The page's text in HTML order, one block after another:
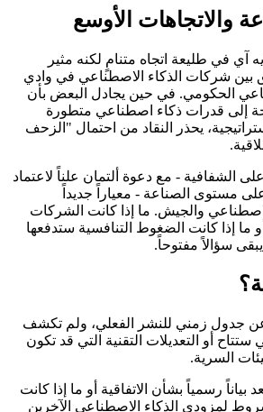
والاتجاهات الأوسع
آي في طليعة اتجاه متنامٍ لكنه مثير
بين شركات الذكاء الاصطناعي في وادي
الحكومي. في حين يجادل البعض بأن
إلى قدرات ذكاء اصطناعي متطورة
يحذر النقاد من احتمال "الزحف
الشفافية - مع دعوة ألتمان علناً لاعتماد
مستوى الصناعة - معياراً جديداً
والجيش. ما إذا كانت الشركات
ما إذا كانت الضغوط التنافسية ستدفعها
سؤالاً مفتوحاً.
جدول زمني للنشر الفعلي، ولم تكشف
أو التعديلات التقنية التي قد تكون
السرية.
رسمياً بشأن الاتفاقية أو ما إذا كانت
لمزودي الذكاء الاصطناعي الآخرين